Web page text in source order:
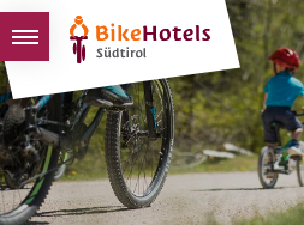
BIKEHOTELS
HOTELS & PAKETE
TOUREN & REVIERE